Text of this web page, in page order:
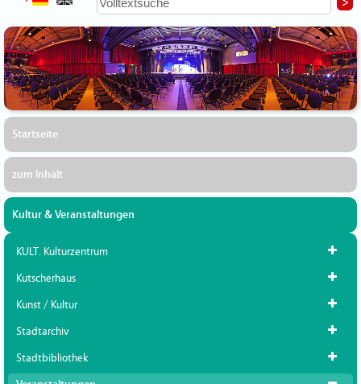
Startseite
zum Inhalt
Kultur & Veranstaltungen
KULT. Kulturzentrum
Kutscherhaus
Kunst / Kultur
Stadtarchiv
Stadtbibliothek